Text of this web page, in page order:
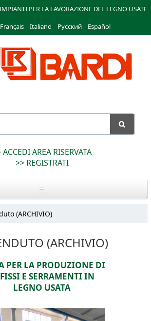
Salta al
principale
PER LA LAVORAZIONE DEL LEGNO USATE
Français Italiano Русский Español
ACCEDI AREA RISERVATA
>> REGISTRATI
Usate
(ARCHIVIO)
(ARCHIVIO)
PER LA PRODUZIONE DI
E SERRAMENTI IN
LEGNO USATA